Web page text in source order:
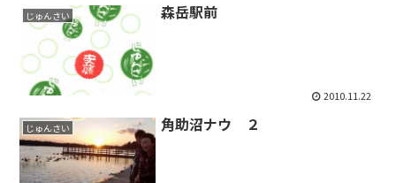
じゅんさい 森岳駅前
2010.11.22
じゅんさい 角助沼ナウ ２